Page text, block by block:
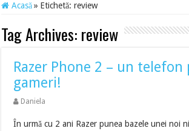
Acasă » Etichetă:review
Tag Archives: review
Razer Phone 2 – un telefon
gameri!
Daniela
În urmă cu 2 ani Razer punea bazele unei noi